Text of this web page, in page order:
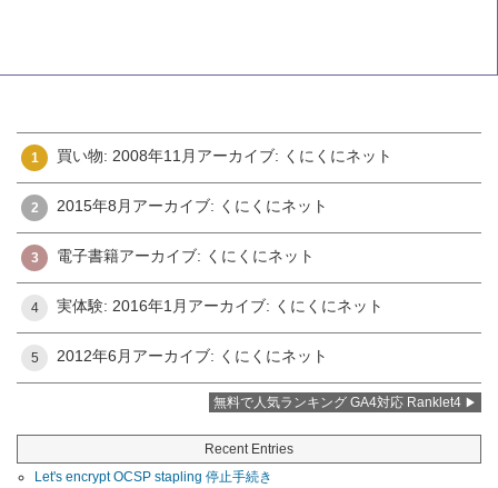
1 買い物: 2008年11月アーカイブ: くにくにネット
2 2015年8月アーカイブ: くにくにネット
3 電子書籍アーカイブ: くにくにネット
4 実体験: 2016年1月アーカイブ: くにくにネット
5 2012年6月アーカイブ: くにくにネット
無料で人気ランキング GA4対応 Ranklet4
Recent Entries
Let's encrypt OCSP stapling 停止手続き